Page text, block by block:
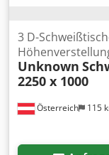
Österreich 115
3 D-
Unknown
2250 x 1000